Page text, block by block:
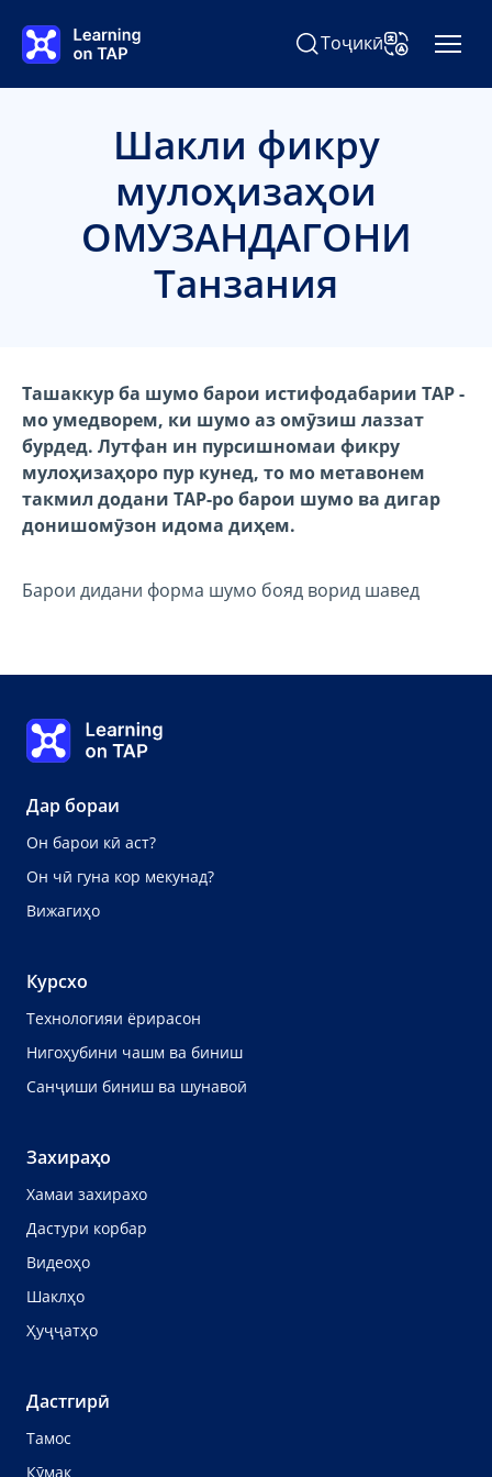
Ҷустуҷӯ Learning on TAP
ТоҷикӣТағйир
Шакли фикру
мулоҳизаҳои
ОМУЗАНДАГОНИ
Танзания
Ташаккур ба шумо барои истифодабарии TAP -
мо умедворем, ки шумо аз омӯзиш лаззат
бурдед. Лутфан ин пурсишномаи фикру
мулоҳизаҳоро пур кунед, то мо метавонем
такмил додани TAP-ро барои шумо ва дигар
донишомӯзон идома диҳем.
Барои дидани форма шумо бояд ворид шавед
Learning on TAP - Хона
Дар бораи
Он барои кӣ аст?
Он чӣ гуна кор мекунад?
Вижагиҳо
Курсхо
Технологияи ёрирасон
Нигоҳубини чашм ва биниш
Санҷиши биниш ва шунавоӣ
Захираҳо
Хамаи захирахо
Дастури корбар
Видеоҳо
Шаклҳо
Ҳуҷҷатҳо
Дастгирӣ
Тамос
Кӯмак